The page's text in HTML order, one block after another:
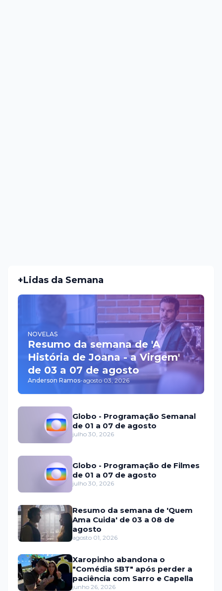
+Lidas da Semana
NOVELAS
Resumo da semana de 'A
História de Joana - a Virgem'
de 03 a 07 de agosto
Anderson Ramos-agosto 03, 2026
Globo - Programação Semanal
de 01 a 07 de agosto
julho 30, 2026
Globo - Programação de Filmes
de 01 a 07 de agosto
julho 30, 2026
Resumo da semana de 'Quem
Ama Cuida' de 03 a 08 de
agosto
agosto 01, 2026
Xaropinho abandona o
"Comédia SBT" após perder a
paciência com Sarro e Capella
junho 26, 2026